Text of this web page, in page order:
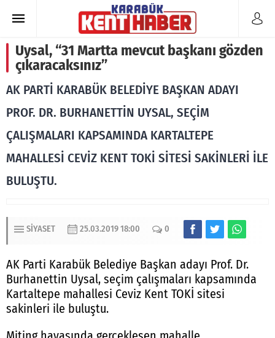
Uysal, “31 Martta mevcut başkanı gözden
çıkaracaksınız”
AK PARTİ KARABÜK BELEDİYE BAŞKAN ADAYI
PROF. DR. BURHANETTİN UYSAL, SEÇİM
ÇALIŞMALARI KAPSAMINDA KARTALTEPE
MAHALLESİ CEVİZ KENT TOKİ SİTESİ SAKİNLERİ İLE
BULUŞTU.
SIYASET 25.03.2019 18:00 0
AK Parti Karabük Belediye Başkan adayı Prof. Dr.
Burhanettin Uysal, seçim çalışmaları kapsamında
Kartaltepe mahallesi Ceviz Kent TOKİ sitesi
sakinleri ile buluştu.